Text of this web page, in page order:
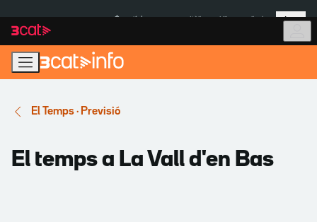
navegació
principal
contingut
Més
El Temps · Previsió
El temps a La Vall d'en Bas